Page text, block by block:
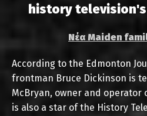
history television's
Νέα Maiden
According to the Edmonton
frontman Bruce Dickinson is
McBryan, owner and operator
is also a star of the History